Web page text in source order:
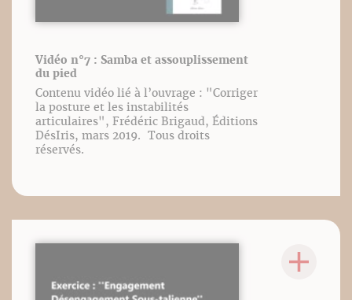
Vidéo n°7 : Samba et assouplissement
du pied
Contenu vidéo lié à l’ouvrage : "Corriger
la posture et les instabilités
articulaires", Frédéric Brigaud, Éditions
DésIris, mars 2019. Tous droits
réservés.